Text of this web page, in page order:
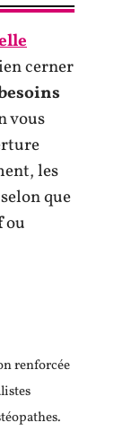
cerner
vous
les
que
ou
renforcée